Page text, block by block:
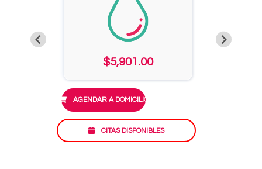
$5,901.00
AGENDAR A DOMICILIO
CITAS DISPONIBLES